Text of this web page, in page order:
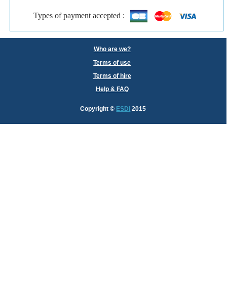
Types of payment accepted :
Who are we?
Terms of use
Terms of hire
Help & FAQ
Copyright© ESDI 2015